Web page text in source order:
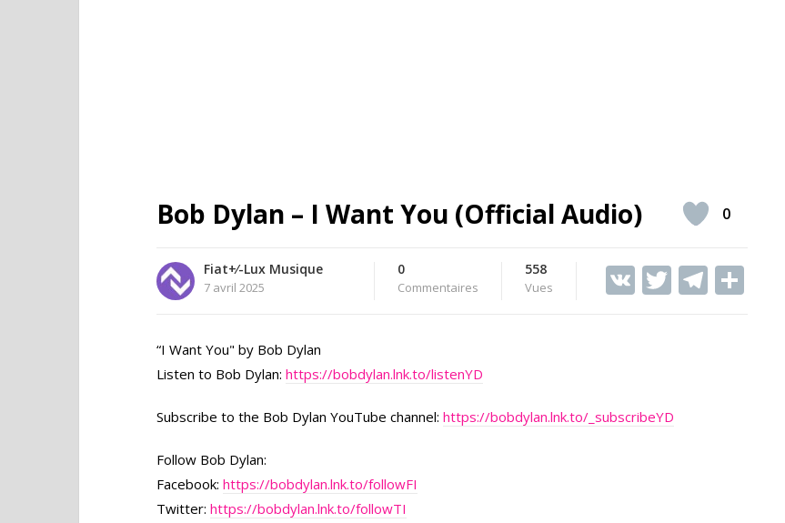
Bob Dylan – I Want You (Official Audio)
Fiat+⁄-Lux Musique
7 avril 2025
0
Commentaires
558
Vues V T T
0
“I Want You" by Bob Dylan
Listen to Bob Dylan: https://bobdylan.lnk.to/listenYD
Subscribe to the Bob Dylan YouTube channel: https://bobdylan.lnk.to/_subscribeYD
Follow Bob Dylan:
Facebook: https://bobdylan.lnk.to/followFI
Twitter: https://bobdylan.lnk.to/followTI